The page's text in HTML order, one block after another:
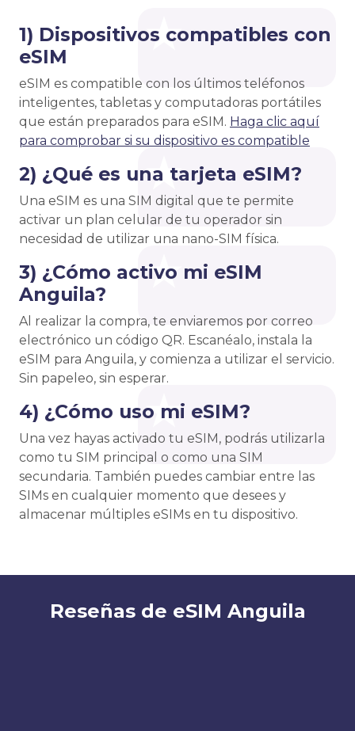
1) Dispositivos compatibles con
eSIM
eSIM es compatible con los últimos teléfonos
inteligentes, tabletas y computadoras portátiles
que están preparados para eSIM. Haga clic aquí
para comprobar si su dispositivo es compatible
2) ¿Qué es una tarjeta eSIM?
Una eSIM es una SIM digital que te permite
activar un plan celular de tu operador sin
necesidad de utilizar una nano-SIM física.
3) ¿Cómo activo mi eSIM
Anguila?
Al realizar la compra, te enviaremos por correo
electrónico un código QR. Escanéalo, instala la
eSIM para Anguila, y comienza a utilizar el servicio.
Sin papeleo, sin esperar.
4) ¿Cómo uso mi eSIM?
Una vez hayas activado tu eSIM, podrás utilizarla
como tu SIM principal o como una SIM
secundaria. También puedes cambiar entre las
SIMs en cualquier momento que desees y
almacenar múltiples eSIMs en tu dispositivo.
Reseñas de eSIM Anguila